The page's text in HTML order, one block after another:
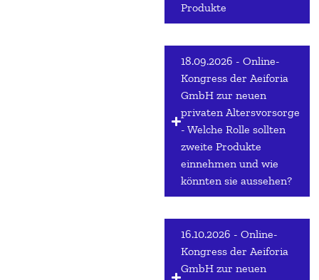
Produkte
18.09.2026 - Online-
Kongress der Aeiforia
GmbH zur neuen
privaten Altersvorsorge
- Welche Rolle sollten
zweite Produkte
einnehmen und wie
könnten sie aussehen?
16.10.2026 - Online-
Kongress der Aeiforia
GmbH zur neuen